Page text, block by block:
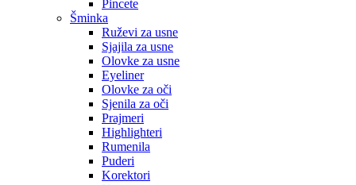
Pincete
Šminka
Ruževi za usne
Sjajila za usne
Olovke za usne
Eyeliner
Olovke za oči
Sjenila za oči
Prajmeri
Highlighteri
Rumenila
Puderi
Korektori